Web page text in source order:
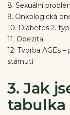
8. Sexuální
9. Onkologická
10. Diabetes 2.
11. Obezita
12. Tvorba AGEs
stárnutí
3. Jak
tabulka